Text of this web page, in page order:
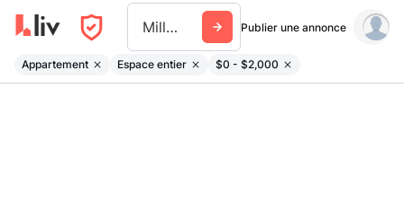
Mill Woods Town Centre Publier une annonce
Appartement Espace entier $0 - $2,000